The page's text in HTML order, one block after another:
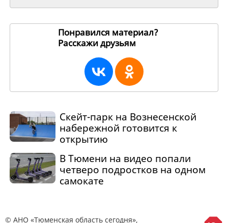
Понравился материал?
Расскажи друзьям
Скейт-парк на Вознесенской
набережной готовится к
открытию
В Тюмени на видео попали
четверо подростков на одном
самокате
© АНО «Тюменская область сегодня»,